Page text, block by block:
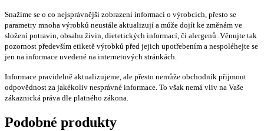
Snažíme se o co nejsprávnější zobrazení informací o výrobcích, přesto se
parametry mnoha výrobků neustále aktualizují a může dojít ke změnám ve
složení potravin, obsahu živin, dietetických informací, či alergenů. Věnujte tak
pozornost především etiketě výrobků před jejich upotřebením a nespoléhejte se
jen na informace uvedené na internetových stránkách.
Informace pravidelně aktualizujeme, ale přesto nemůže obchodník přijmout
odpovědnost za jakékoliv nesprávné informace. To však nemá vliv na Vaše
zákaznická práva dle platného zákona.
Podobné produkty